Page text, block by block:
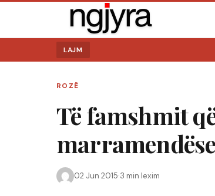
LAJM
ROZË
Të famshmit
marramendëse
02 Jun 2015·3 min lexim